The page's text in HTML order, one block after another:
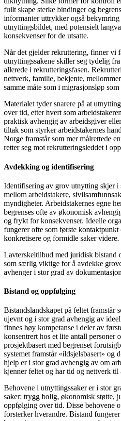
fullt skape sterke bindinger og
informanter uttrykker også
utnyttingsbildet, med potensielt
konsekvenser for de utsatte.
Når det gjelder rekruttering, finner vi
utnyttingssakene skiller seg tydelig
allerede i rekrutteringsfasen.
nettverk, familie, bekjente,
samme måte som i migrasjonsløp
Materialet tyder snarere på at
over tid, etter hvert som
praktisk avhengig av arbeidsgiver
tiltak som styrker arbeidstakernes
Norge framstår som mer målrettede
retter seg mot rekrutteringsleddet i
Avdekking og identifisering
Identifisering av grov utnytting skjer i
mellom arbeidstakere,
myndigheter. Arbeidstakernes egne
begrenses ofte av økonomisk
og frykt for konsekvenser. Ideelle
fungerer ofte som første
konkretisere og formidle saker videre.
Lavterskeltilbud med juridisk bistand
som særlig viktige for å avdekke
avhenger i stor grad av
Bistand og oppfølging
Bistandslandskapet på feltet framstår
ujevnt og i stor grad avhengig av
finnes høy kompetanse i deler av
konsentrert hos et lite antall personer
prosjektbasert med begrenset
systemet framstår «ildsjelsbasert» og
hjelp er i stor grad avhengig av om
kjenner feltet og har tid og nettverk til
Behovene i utnyttingssaker er i stor
saker: trygg bolig, økonomisk støtte,
oppfølging over tid. Disse behovene
forsterker hverandre. Bistand